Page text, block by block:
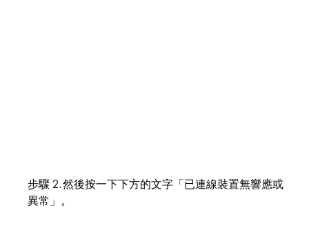
步驟 2. 然後按一下下方的文字「已連線裝置無響應或
異常」。